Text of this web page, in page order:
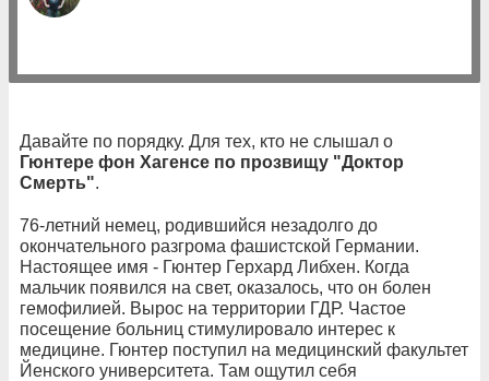
Давайте по порядку. Для тех, кто не слышал о
Гюнтере фон Хагенсе по прозвищу "Доктор
Смерть".
76-летний немец, родившийся незадолго до
окончательного разгрома фашистской Германии.
Настоящее имя - Гюнтер Герхард Либхен. Когда
мальчик появился на свет, оказалось, что он болен
гемофилией. Вырос на территории ГДР. Частое
посещение больниц стимулировало интерес к
медицине. Гюнтер поступил на медицинский факультет
Йенского университета. Там ощутил себя